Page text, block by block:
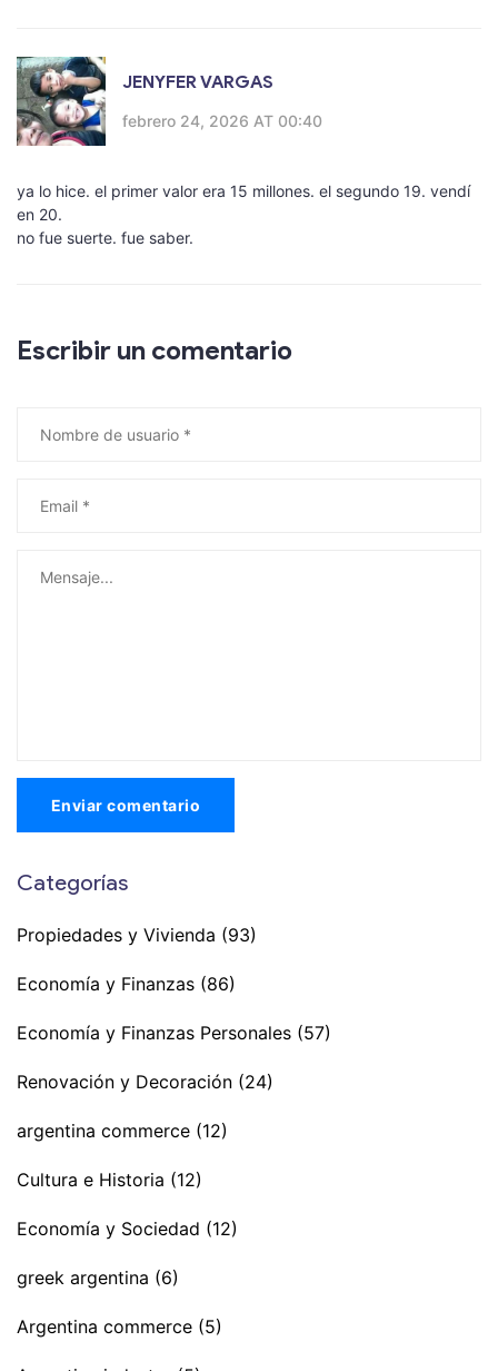
JENYFER VARGAS
febrero 24, 2026 AT 00:40
ya lo hice. el primer valor era 15 millones. el segundo 19. vendí
en 20.
no fue suerte. fue saber.
Escribir un comentario
Enviar comentario
Categorías
Propiedades y Vivienda (93)
Economía y Finanzas (86)
Economía y Finanzas Personales (57)
Renovación y Decoración (24)
argentina commerce (12)
Cultura e Historia (12)
Economía y Sociedad (12)
greek argentina (6)
Argentina commerce (5)